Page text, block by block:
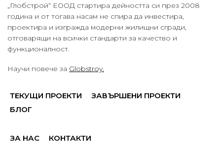
„Глобстрой“ ЕООД стартира дейността си през 2008
година и от тогава насам не спира да инвестира,
проектира и изгражда модерни жилищни сгради,
отговарящи на всички стандарти за качество и
функционалност.
Научи повече за Globstroy.
ТЕКУЩИ ПРОЕКТИ
ЗАВЪРШЕНИ ПРОЕКТИ
БЛОГ
ЗА НАС КОНТАКТИ